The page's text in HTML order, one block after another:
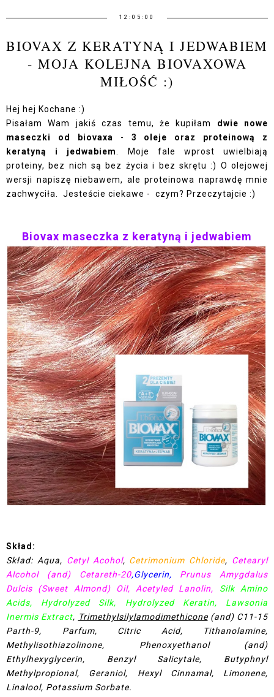
12:05:00
BIOVAX Z KERATYNĄ I JEDWABIEM
- MOJA KOLEJNA BIOVAXOWA
MIŁOŚĆ :)
Hej hej Kochane :)
Pisałam Wam jakiś czas temu, że kupiłam dwie nowe
maseczki od biovaxa
- 3 oleje oraz proteinową z
keratyną i jedwabiem
. Moje fale wprost uwielbiają
proteiny, bez nich są bez życia i bez skrętu :) O olejowej
wersji napiszę niebawem, ale proteinowa naprawdę mnie
zachwyciła. Jesteście ciekawe - czym? Przeczytajcie :)
Biovax maseczka z keratyną i jedwabiem
Skład:
Skład: Aqua, Cetyl Acohol, Cetrimonium Chloride, Cetearyl
Alcohol (and) Cetareth-20,Glycerin,
Prunus Amygdalus
Dulcis (Sweet Almond) Oil, Acetyled Lanolin, Silk Amino
Acids, Hydrolyzed Silk, Hydrolyzed Keratin, Lawsonia
Inermis Extract, Trimethylsilylamodimethicone(and) C11-15
Parth-9, Parfum, Citric Acid, Tithanolamine,
Methylisothiazolinone, Phenoxyethanol (and)
Ethylhexyglycerin, Benzyl Salicytale, Butyphnyl
Methylpropional, Geraniol, Hexyl Cinnamal, Limonene,
Linalool, Potassium Sorbate.